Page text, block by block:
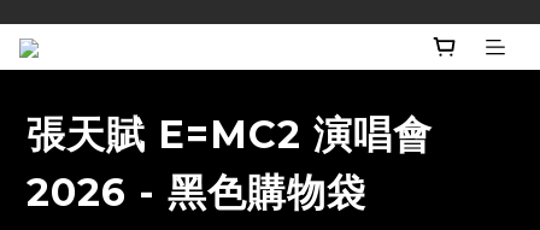
張天賦 E=MC2 演唱會
2026 - 黑色購物袋